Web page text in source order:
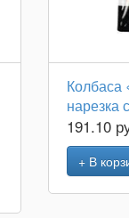
Колбаса
нарезка
191.10
+ В